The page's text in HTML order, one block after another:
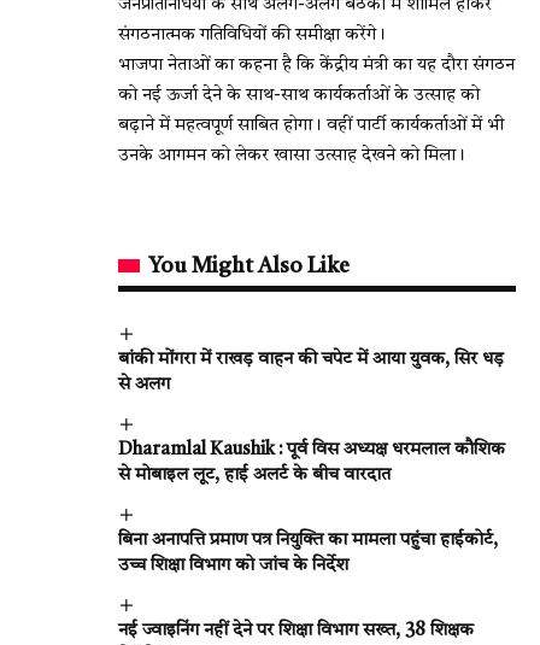
जनप्रतिनिधियों के साथ अलग-अलग बैठकों में शामिल होकर
संगठनात्मक गतिविधियों की समीक्षा करेंगे।
भाजपा नेताओं का कहना है कि केंद्रीय मंत्री का यह दौरा संगठन
को नई ऊर्जा देने के साथ-साथ कार्यकर्ताओं के उत्साह को
बढ़ाने में महत्वपूर्ण साबित होगा। वहीं पार्टी कार्यकर्ताओं में भी
उनके आगमन को लेकर खासा उत्साह देखने को मिला।
You Might Also Like
बांकी मोंगरा में राखड़ वाहन की चपेट में आया युवक, सिर धड़
से अलग
Dharamlal Kaushik : पूर्व विस अध्यक्ष धरमलाल कौशिक
से मोबाइल लूट, हाई अलर्ट के बीच वारदात
बिना अनापत्ति प्रमाण पत्र नियुक्ति का मामला पहुंचा हाईकोर्ट,
उच्च शिक्षा विभाग को जांच के निर्देश
नई ज्वाइनिंग नहीं देने पर शिक्षा विभाग सख्त, 38 शिक्षक